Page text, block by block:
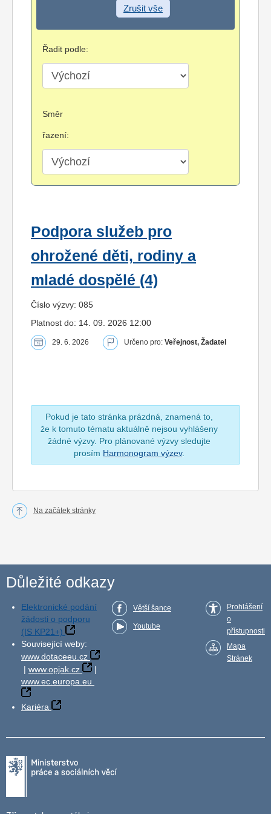
Zrušit vše
Řadit podle:
Směr
řazení:
Podpora služeb pro
ohrožené děti, rodiny a
mladé dospělé (4)
Číslo výzvy: 085
Platnost do: 14. 09. 2026 12:00
29. 6. 2026 Určeno pro: Veřejnost, Žadatel
Pokud je tato stránka prázdná, znamená to,
že k tomuto tématu aktuálně nejsou vyhlášeny
žádné výzvy. Pro plánované výzvy sledujte
prosím Harmonogram výzev.
Na začátek stránky
Důležité odkazy
Elektronické podání
žádosti o podporu
(IS KP21+)
Související weby:
www.dotaceeu.cz
| www.opjak.cz
|
www.ec.europa.eu
Kariéra
Větší šance
Youtube
Prohlášení
o
přístupnosti
Mapa
Stránek